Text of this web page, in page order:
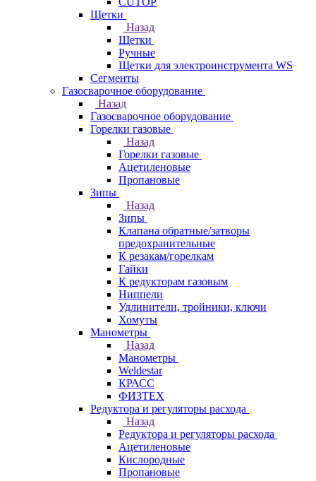
Щетки
Назад
Щетки
Ручные
Щетки для электроинструмента WS
Сегменты
Газосварочное оборудование
Назад
Газосварочное оборудование
Горелки газовые
Назад
Горелки газовые
Ацетиленовые
Пропановые
Зипы
Назад
Зипы
Клапана обратные/затворы
предохранительные
К резакам/горелкам
Гайки
К редукторам газовым
Ниппели
Удлинители, тройники, ключи
Хомуты
Манометры
Назад
Манометры
Weldestar
КРАСС
ФИЗТЕХ
Редуктора и регуляторы расхода
Назад
Редуктора и регуляторы расхода
Ацетиленовые
Кислородные
Пропановые